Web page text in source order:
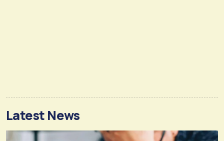
Latest News